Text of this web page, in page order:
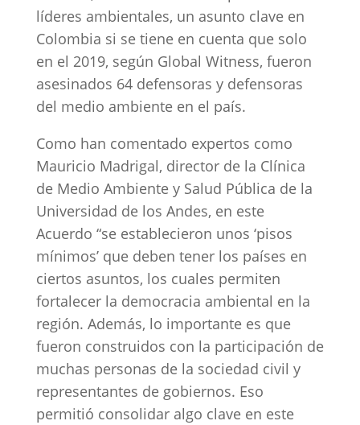
líderes ambientales, un asunto clave en
Colombia si se tiene en cuenta que solo
en el 2019, según Global Witness, fueron
asesinados 64 defensoras y defensoras
del medio ambiente en el país.
Como han comentado expertos como
Mauricio Madrigal, director de la Clínica
de Medio Ambiente y Salud Pública de la
Universidad de los Andes, en este
Acuerdo “se establecieron unos ‘pisos
mínimos’ que deben tener los países en
ciertos asuntos, los cuales permiten
fortalecer la democracia ambiental en la
región. Además, lo importante es que
fueron construidos con la participación de
muchas personas de la sociedad civil y
representantes de gobiernos. Eso
permitió consolidar algo clave en este